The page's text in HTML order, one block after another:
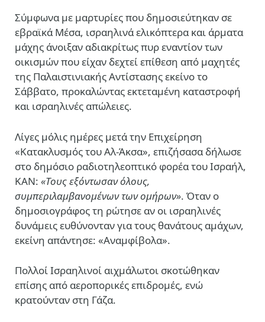
Σύμφωνα με μαρτυρίες που δημοσιεύτηκαν σε
εβραϊκά Μέσα, ισραηλινά ελικόπτερα και άρματα
μάχης άνοιξαν αδιακρίτως πυρ εναντίον των
οικισμών που είχαν δεχτεί επίθεση από μαχητές
της Παλαιστινιακής Αντίστασης εκείνο το
Σάββατο, προκαλώντας εκτεταμένη καταστροφή
και ισραηλινές απώλειες.
Λίγες μόλις ημέρες μετά την Επιχείρηση
«Κατακλυσμός του Αλ-Άκσα», επιζήσασα δήλωσε
στο δημόσιο ραδιοτηλεοπτικό φορέα του Ισραήλ,
KAN: «Τους εξόντωσαν όλους,
συμπεριλαμβανομένων των ομήρων». Όταν ο
δημοσιογράφος τη ρώτησε αν οι ισραηλινές
δυνάμεις ευθύνονταν για τους θανάτους αμάχων,
εκείνη απάντησε: «Αναμφίβολα».
Πολλοί Ισραηλινοί αιχμάλωτοι σκοτώθηκαν
επίσης από αεροπορικές επιδρομές, ενώ
κρατούνταν στη Γάζα.